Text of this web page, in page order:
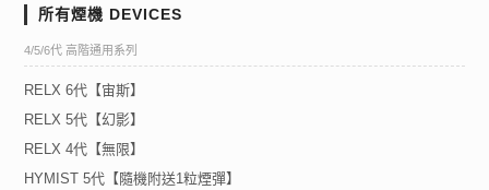
所有煙機 DEVICES
4/5/6代 高階通用系列
RELX 6代【宙斯】
RELX 5代【幻影】
RELX 4代【無限】
HYMIST 5代【隨機附送1粒煙彈】